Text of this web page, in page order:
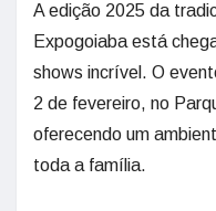
A edição 2025 da
Expogoiaba está
shows incrível. O
2 de fevereiro, no
oferecendo um
toda a família.